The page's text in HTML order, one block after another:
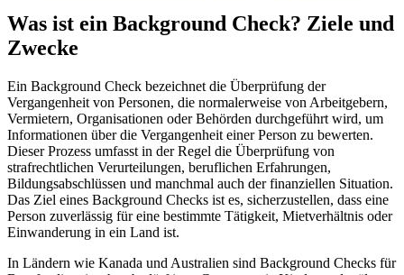
Was ist ein Background Check? Ziele und
Zwecke
Ein Background Check bezeichnet die Überprüfung der
Vergangenheit von Personen, die normalerweise von Arbeitgebern,
Vermietern, Organisationen oder Behörden durchgeführt wird, um
Informationen über die Vergangenheit einer Person zu bewerten.
Dieser Prozess umfasst in der Regel die Überprüfung von
strafrechtlichen Verurteilungen, beruflichen Erfahrungen,
Bildungsabschlüssen und manchmal auch der finanziellen Situation.
Das Ziel eines Background Checks ist es, sicherzustellen, dass eine
Person zuverlässig für eine bestimmte Tätigkeit, Mietverhältnis oder
Einwanderung in ein Land ist.
In Ländern wie Kanada und Australien sind Background Checks für